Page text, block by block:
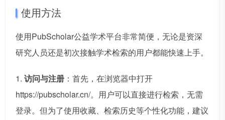
使用方法
使用PubScholar公益学术平台非常简便，无论是资深
研究人员还是初次接触学术检索的用户都能快速上手。
1. 访问与注册 ：首先，在浏览器中打开
https://pubscholar.cn/。用户可以直接进行检索，无需
登录。但为了使用收藏、检索历史等个性化功能，建议